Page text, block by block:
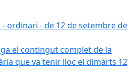
ordinari - de 12 de setembre de
el contingut complet de la
que va tenir lloc el dimarts 12